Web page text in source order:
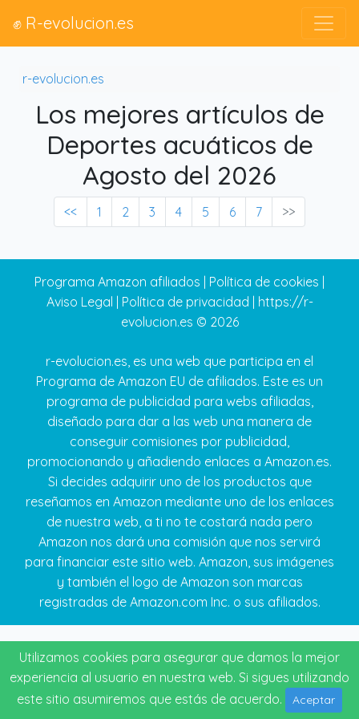
✊ R-evolucion.es
r-evolucion.es
Los mejores artículos de
Deportes acuáticos de
Agosto del 2026
<< 1 2 3 4 5 6 7 >>
Programa Amazon afiliados | Política de cookies |
Aviso Legal | Política de privacidad | https://r-
evolucion.es © 2026
r-evolucion.es, es una web que participa en el
Programa de Amazon EU de afiliados. Este es un
programa de publicidad para webs afiliadas,
diseñado para dar a las web una manera de
conseguir comisiones por publicidad,
promocionando y añadiendo enlaces a Amazon.es.
Si decides adquirir uno de los productos que
reseñamos en Amazon mediante uno de los enlaces
de nuestra web, a ti no te costará nada pero
Amazon nos dará una comisión que nos servirá
para financiar este sitio web. Amazon, sus imágenes
y también el logo de Amazon son marcas
registradas de Amazon.com Inc. o sus afiliados.
Utilizamos cookies para asegurar que damos la mejor
experiencia al usuario en nuestra web. Si sigues utilizando
este sitio asumiremos que estás de acuerdo.
Aceptar